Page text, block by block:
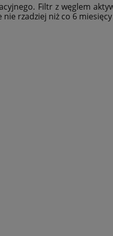
Filtr z węglem
rzadziej niż co 6